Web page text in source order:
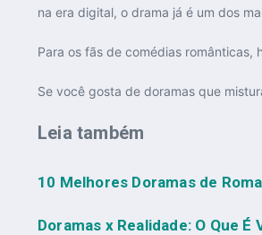
na era digital, o drama já é um dos
Para os fãs de comédias românticas,
Se você gosta de doramas que
Leia também
10 Melhores Doramas de
Doramas x Realidade: O Que